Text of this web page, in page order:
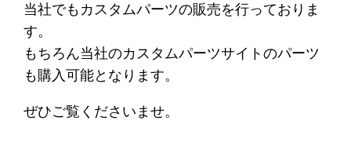
当社でもカスタムパーツの販売を行っておりま
す。
もちろん当社のカスタムパーツサイトのパーツ
も購入可能となります。
ぜひご覧くださいませ。